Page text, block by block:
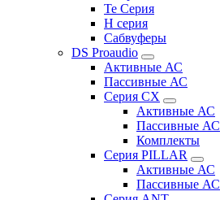
Te Серия
H серия
Сабвуферы
DS Proaudio
Активные АС
Пассивные АС
Серия CX
Активные АС
Пассивные АС
Комплекты
Серия PILLAR
Активные АС
Пассивные АС